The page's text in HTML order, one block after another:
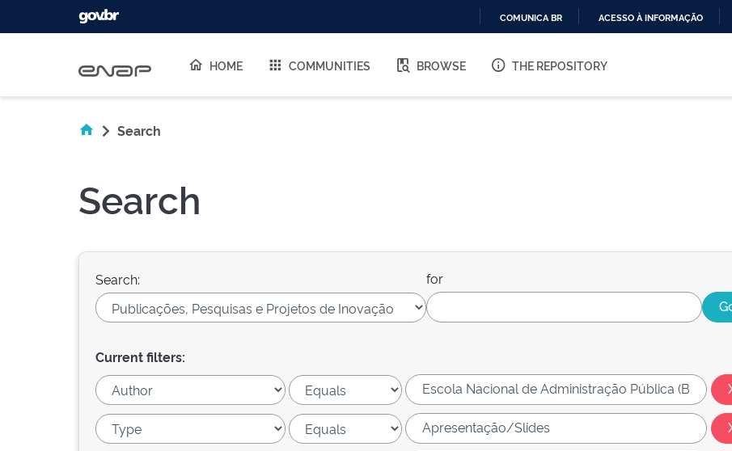
O
COMUNICA BR ACESSO À INFORMAÇÃO
HOME COMMUNITIES BROWSE THE REPOSITORY
Search
Search
Search: for
Current filters: